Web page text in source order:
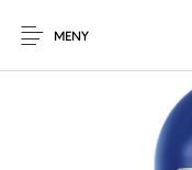
MENY